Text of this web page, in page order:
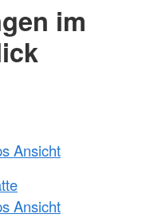
im
Ansicht
Ansicht